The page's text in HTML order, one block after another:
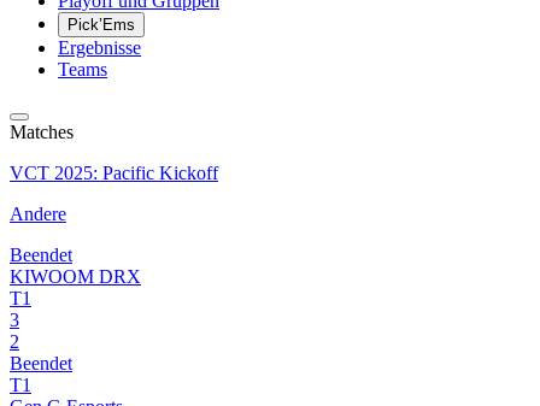
Pick’Ems
Ergebnisse
Teams
Matches
VCT 2025: Pacific Kickoff
Andere
Beendet
KIWOOM DRX
T1
3
2
Beendet
T1